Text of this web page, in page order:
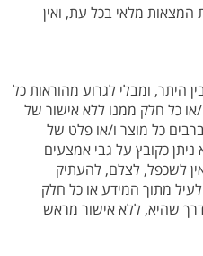
מלאי בכל עת, ואין
היתר, ומבלי לגרוע מהוראות כל
או כל חלק ממנו ללא אישור של
כל מוצר ו/או פלט של
ניתן כקובץ על גבי אמצעים
לשכפל, לצלם, להעתיק
מתוך המידע או כל חלק
שהיא, ללא אישור מראש